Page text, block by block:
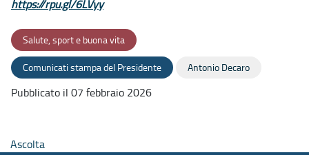
https://rpu.gl/6LVyy
Salute, sport e buona vita
Comunicati stampa del Presidente Antonio Decaro
Pubblicato il 07 febbraio 2026
Ascolta